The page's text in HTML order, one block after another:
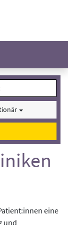
eine
und